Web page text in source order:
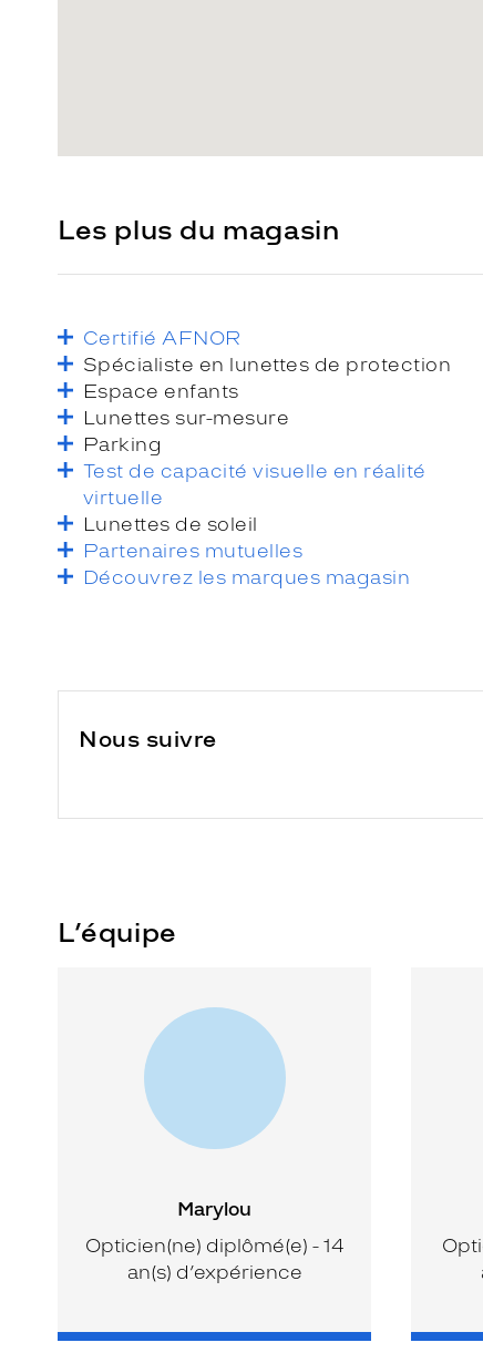
Les plus du magasin
Certifié AFNOR
Spécialiste en lunettes de protection
Espace enfants
Lunettes sur-mesure
Parking
Test de capacité visuelle en réalité
virtuelle
Lunettes de soleil
Partenaires mutuelles
Découvrez les marques magasin
Nous suivre
L’équipe
Marylou
Opticien(ne) diplômé(e) - 14
an(s) d’expérience